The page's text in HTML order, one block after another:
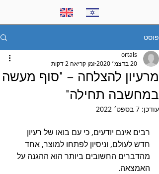
פוסט
מרעיון להצלחה – "סוף מעשה
במחשבה תחילה"
ortals
20 בדצמ׳ 2020
זמן קריאה 2 דקות
עודכן: 7 בספט׳ 2022
רבים אינם יודעים, כי עם בואו של רעיון
חדש לעולם, וניסיון לפתחו למוצר, אחד
מהדברים החשובים ביותר הוא ההגנה על
האמצאה.